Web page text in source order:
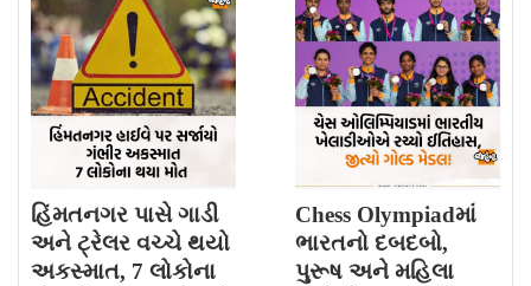
હિંમતનગર પાસે ગાડી
અને ટ્રેલર વચ્ચે થયો
અકસ્માત, 7 લોકોના
Chess Olympiadમાં
ભારતનો દબદબો,
પુરૂષ અને મહિલા